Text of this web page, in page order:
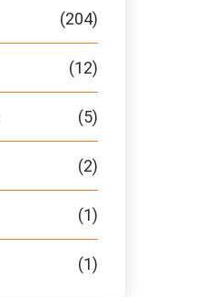
(204)
(12)
(5)
(2)
(1)
(1)